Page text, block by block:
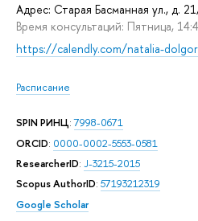
Адрес: Старая Басманная ул., д.
Время консультаций: Пятница,
https://calendly.com/natalia-
Расписание
SPIN РИНЦ:7998-0671
ORCID: 0000-0002-5553-0581
ResearcherID: J-3215-2015
Scopus AuthorID: 57193212319
Google Scholar